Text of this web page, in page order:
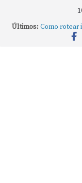
Últimos: Como rotear